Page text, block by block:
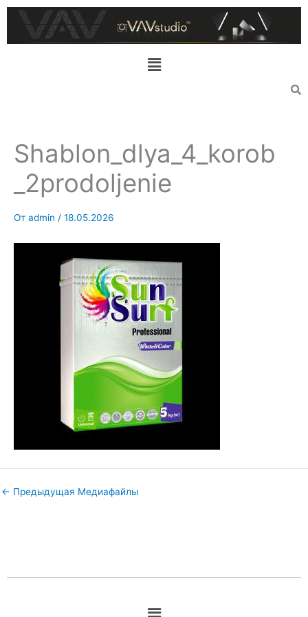
Перейти
содержимому
Меню
Shablon_dlya_4_korob
_2prodoljenie
От admin / 18.05.2026
← Предыдущая Медиафайлы
Меню